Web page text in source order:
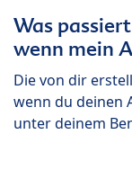
Was
wenn mein
Die von dir
wenn du deinen
unter deinem